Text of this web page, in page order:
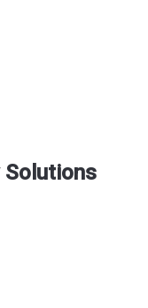
Solutions